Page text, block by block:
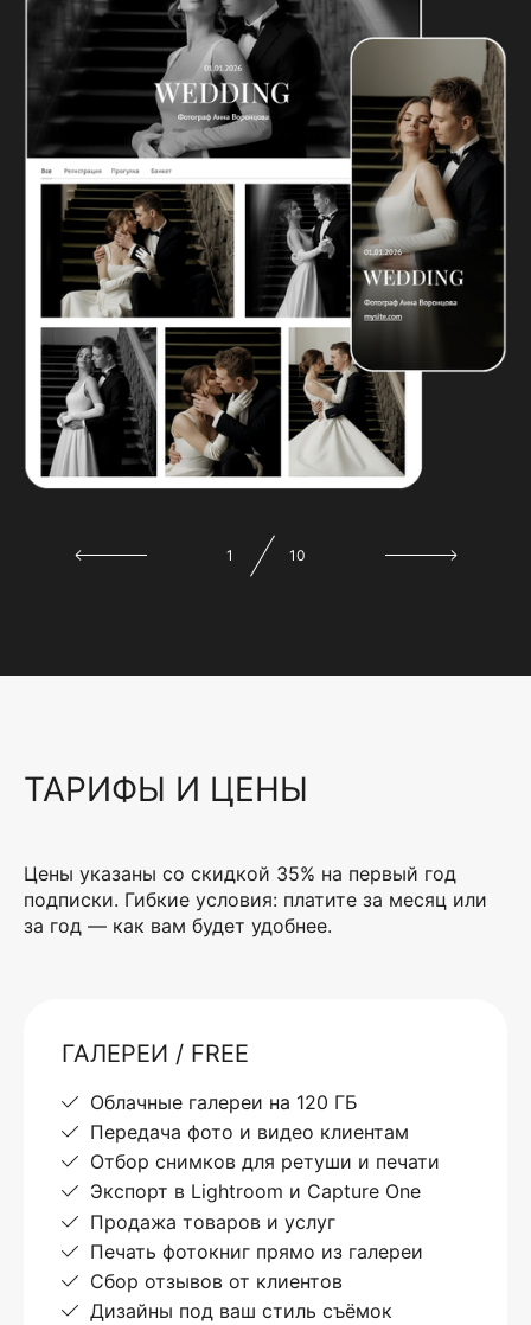
1 10
ТАРИФЫ И ЦЕНЫ
Цены указаны со скидкой 35% на первый год
подписки. Гибкие условия: платите за месяц или
за год — как вам будет удобнее.
ГАЛЕРЕИ / FREE
Облачные галереи на 120 ГБ
Передача фото и видео клиентам
Отбор снимков для ретуши и печати
Экспорт в Lightroom и Capture One
Продажа товаров и услуг
Печать фотокниг прямо из галереи
Сбор отзывов от клиентов
Дизайны под ваш стиль съёмок